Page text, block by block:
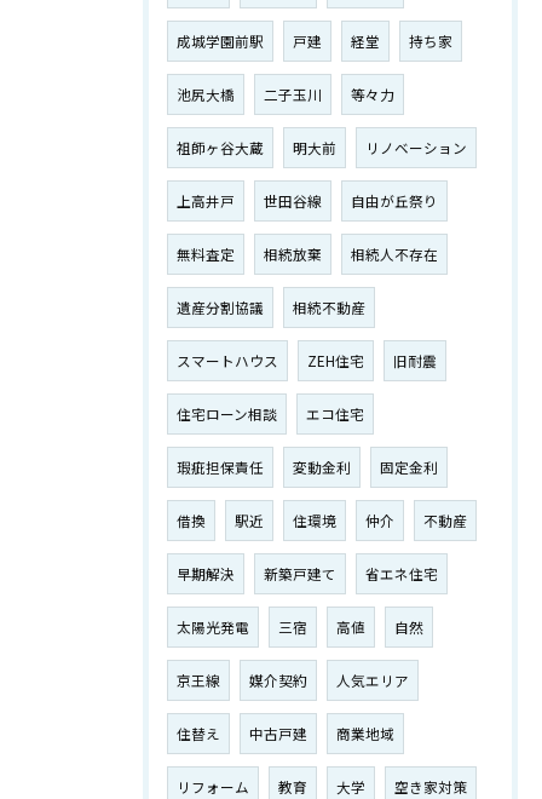
成城学園前駅 戸建 経堂 持ち家
池尻大橋 二子玉川 等々力
祖師ヶ谷大蔵 明大前 リノベーション
上高井戸 世田谷線 自由が丘祭り
無料査定 相続放棄 相続人不存在
遺産分割協議 相続不動産
スマートハウス ZEH住宅 旧耐震
住宅ローン相談 エコ住宅
瑕疵担保責任 変動金利 固定金利
借換 駅近 住環境 仲介 不動産
早期解決 新築戸建て 省エネ住宅
太陽光発電 三宿 高値 自然
京王線 媒介契約 人気エリア
住替え 中古戸建 商業地域
リフォーム 教育 大学 空き家対策